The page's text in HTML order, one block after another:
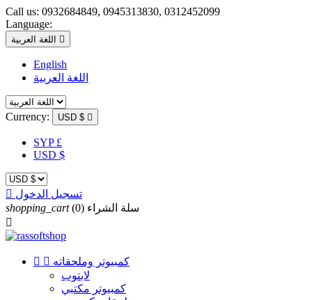
Call us: 0932684849, 0945313830, 0312452099
Language:
اللغة العربية 
English
اللغة العربية
Currency: USD $ 
SYP £
USD $
 تسجيل الدخول
shopping_cart
سلة الشراء (0)

  كمبيوتر وملحقاته
لابتوب
كمبيوتر مكتبي